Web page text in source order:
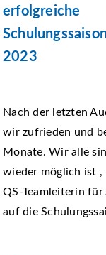
erfolgreiche
2023
Nach der letzten
wir zufrieden und
Monate. Wir alle
wieder möglich ist
QS-Teamleiterin
auf die